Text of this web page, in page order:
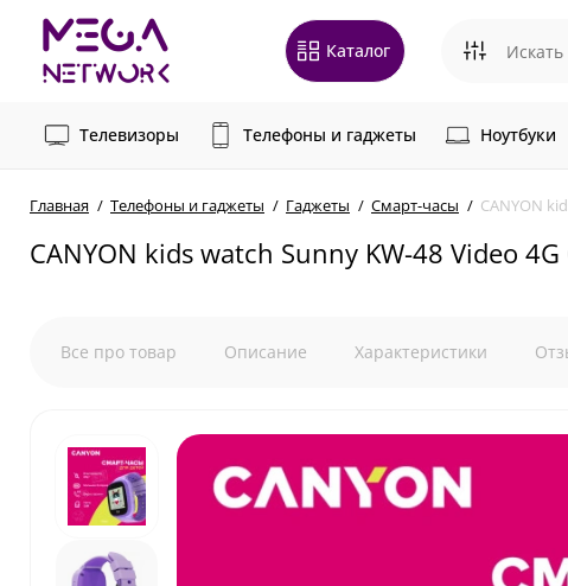
Каталог
Телевизоры Телефоны и гаджеты Ноутбуки
Главная Телефоны и гаджеты Гаджеты Смарт-часы CANYON
CANYON kids watch Sunny KW-48 Video
Все про товар Описание Характеристики